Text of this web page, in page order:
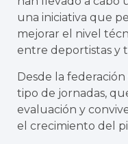
una iniciativa que
mejorar el nivel
entre deportistas y
Desde la
tipo de jornadas,
evaluación y
el crecimiento del